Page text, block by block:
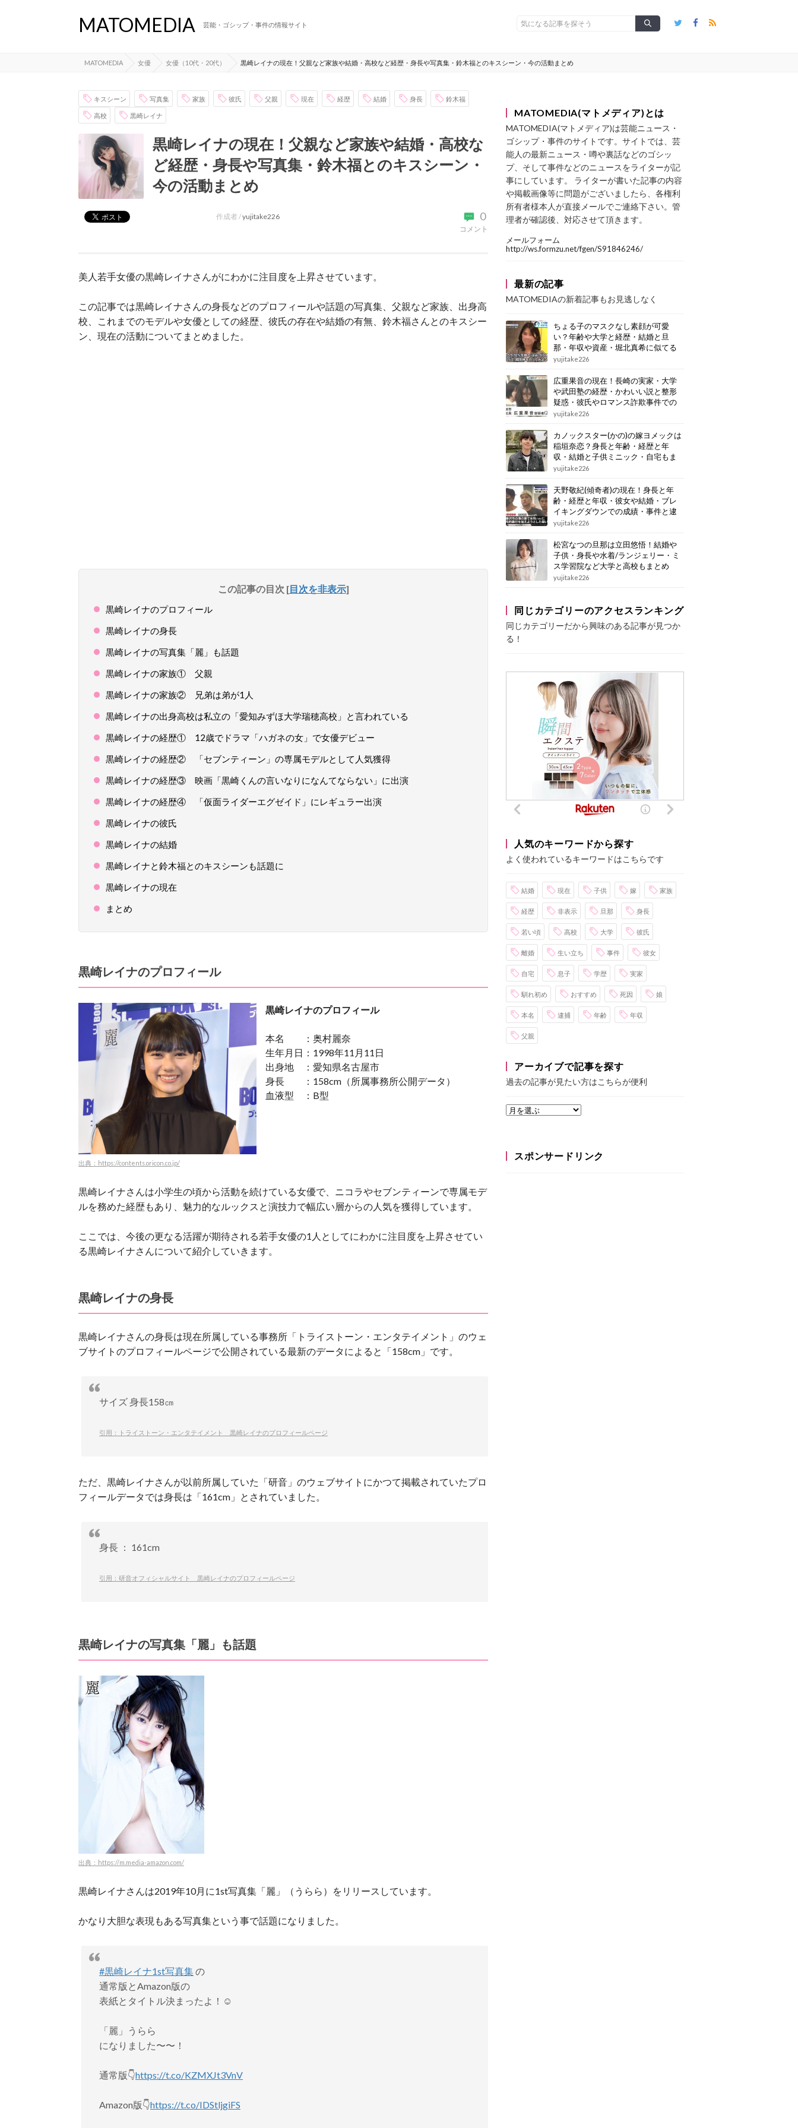
MATOMEDIA 芸能・ゴシップ・事件の情報サイト
MATOMEDIA 女優 女優（10代・20代） 黒崎レイナの現在！父親など家族や結婚・高校など経歴・身長や写真集・鈴木福とのキスシーン・今の活動まとめ
キスシーン 写真集 家族 彼氏 父親 現在 経歴 結婚 身長 鈴木福
高校 黒崎レイナ
黒崎レイナの現在！父親など家族や結婚・高校な
ど経歴・身長や写真集・鈴木福とのキスシーン・
今の活動まとめ
0
コメント
作成者 /yujitake226
美人若手女優の黒崎レイナさんがにわかに注目度を上昇させています。
この記事では黒崎レイナさんの身長などのプロフィールや話題の写真集、父親など家族、出身高
校、これまでのモデルや女優としての経歴、彼氏の存在や結婚の有無、鈴木福さんとのキスシー
ン、現在の活動についてまとめました。
この記事の目次 [目次を非表示]
黒崎レイナのプロフィール
黒崎レイナの身長
黒崎レイナの写真集「麗」も話題
黒崎レイナの家族① 父親
黒崎レイナの家族② 兄弟は弟が1人
黒崎レイナの出身高校は私立の「愛知みずほ大学瑞穂高校」と言われている
黒崎レイナの経歴① 12歳でドラマ「ハガネの女」で女優デビュー
黒崎レイナの経歴② 「セブンティーン」の専属モデルとして人気獲得
黒崎レイナの経歴③ 映画「黒崎くんの言いなりになんてならない」に出演
黒崎レイナの経歴④ 「仮面ライダーエグゼイド」にレギュラー出演
黒崎レイナの彼氏
黒崎レイナの結婚
黒崎レイナと鈴木福とのキスシーンも話題に
黒崎レイナの現在
まとめ
黒崎レイナのプロフィール
出典：https://contents.oricon.co.jp/
黒崎レイナのプロフィール
本名 ：奥村麗奈
生年月日：1998年11月11日
出身地 ：愛知県名古屋市
身長 ：158cm（所属事務所公開データ）
血液型 ：B型
黒崎レイナさんは小学生の頃から活動を続けている女優で、ニコラやセブンティーンで専属モデ
ルを務めた経歴もあり、魅力的なルックスと演技力で幅広い層からの人気を獲得しています。
ここでは、今後の更なる活躍が期待される若手女優の1人としてにわかに注目度を上昇させてい
る黒崎レイナさんについて紹介していきます。
黒崎レイナの身長
黒崎レイナさんの身長は現在所属している事務所「トライストーン・エンタテイメント」のウェ
ブサイトのプロフィールページで公開されている最新のデータによると「158cm」です。
サイズ 身長158㎝
引用：トライストーン・エンタテイメント 黒崎レイナのプロフィールページ
ただ、黒崎レイナさんが以前所属していた「研音」のウェブサイトにかつて掲載されていたプロ
フィールデータでは身長は「161cm」とされていました。
身長 ： 161cm
引用：研音オフィシャルサイト 黒崎レイナのプロフィールページ
黒崎レイナの写真集「麗」も話題
出典：https://m.media-amazon.com/
黒崎レイナさんは2019年10月に1st写真集「麗」（うらら）をリリースしています。
かなり大胆な表現もある写真集という事で話題になりました。
#黒崎レイナ1st写真集の
通常版とAmazon版の
表紙とタイトル決まったよ！☺︎
「麗」うらら
になりました〜〜！
通常版👇https://t.co/KZMXJt3VnV
Amazon版👇https://t.co/IDStljgiFS
MATOMEDIA(マトメディア)とは
MATOMEDIA(マトメディア)は芸能ニュース・
ゴシップ・事件のサイトです。サイトでは、芸
能人の最新ニュース・噂や裏話などのゴシッ
プ、そして事件などのニュースをライターが記
事にしています。 ライターが書いた記事の内容
や掲載画像等に問題がございましたら、各権利
所有者様本人が直接メールでご連絡下さい。管
理者が確認後、対応させて頂きます。
メールフォーム
http://ws.formzu.net/fgen/S91846246/
最新の記事
MATOMEDIAの新着記事もお見逃しなく
ちょる子のマスクなし素顔が可愛
い？年齢や大学と経歴・結婚と旦
那・年収や資産・堀北真希に似てる
画像もまとめ
yujitake226
広重果音の現在！長崎の実家・大学
や武田塾の経歴・かわいい説と整形
疑惑・彼氏やロマンス詐欺事件での
逮捕もまとめ
yujitake226
カノックスター(かの)の嫁ヨメックは
稲垣奈恋？身長と年齢・経歴と年
収・結婚と子供ミニック・自宅もま
とめ
yujitake226
天野敬紀(傾奇者)の現在！身長と年
齢・経歴と年収・彼女や結婚・ブレ
イキングダウンでの成績・事件と逮
捕もまとめ
yujitake226
松宮なつの旦那は立田悠悟！結婚や
子供・身長や水着/ランジェリー・ミ
ス学習院など大学と高校もまとめ
yujitake226
同じカテゴリーのアクセスランキング
同じカテゴリーだから興味のある記事が見つか
る！
人気のキーワードから探す
よく使われているキーワードはこちらです
結婚 現在 子供 嫁 家族
経歴 非表示 旦那 身長
若い頃 高校 大学 彼氏
離婚 生い立ち 事件 彼女
自宅 息子 学歴 実家
馴れ初め おすすめ 死因 娘
本名 逮捕 年齢 年収
父親
アーカイブで記事を探す
過去の記事が見たい方はこちらが便利
スポンサードリンク